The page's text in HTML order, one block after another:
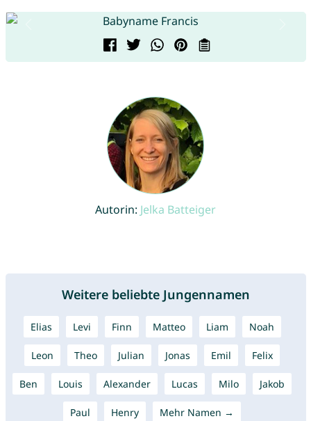
Autorin: Jelka Batteiger
Weitere beliebte Jungennamen
Elias Levi Finn Matteo Liam Noah
Leon Theo Julian Jonas Emil Felix
Ben Louis Alexander Lucas Milo Jakob
Paul Henry Mehr Namen →